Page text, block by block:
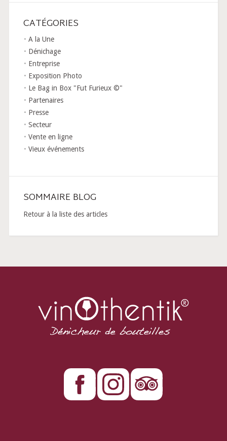
CATÉGORIES
A la Une
Dénichage
Entreprise
Exposition Photo
Le Bag in Box "Fut Furieux ©"
Partenaires
Presse
Secteur
Vente en ligne
Vieux événements
SOMMAIRE BLOG
Retour à la liste des articles